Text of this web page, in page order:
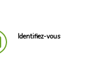
Identifiez-vous